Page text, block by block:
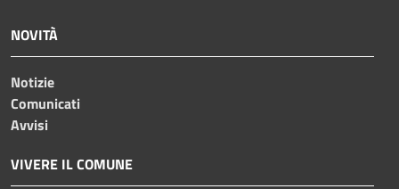
NOVITÀ
Notizie
Comunicati
Avvisi
VIVERE IL COMUNE